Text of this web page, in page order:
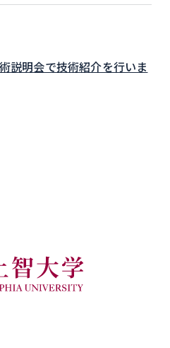
説明会で技術紹介を行いま